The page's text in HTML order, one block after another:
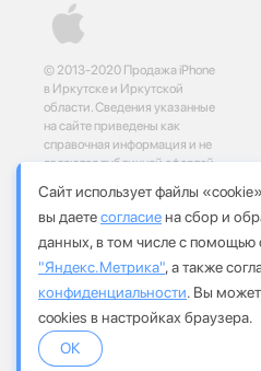
© 2013-2020 Продажа iPhone
в Иркутске и Иркутской
области. Сведения указанные
на сайте приведены как
справочная информация и не
являются публичной офертой,
статей 437 и 435
Гражданского кодекса
Российской Федерации
Социальные сети:
Сайт использует файлы
вы даетесогласиена сбор и
данных, в том числе с помощью
"Яндекс.Метрика", а также
конфиденциальности. Вы
cookies в настройках браузера.
ОК